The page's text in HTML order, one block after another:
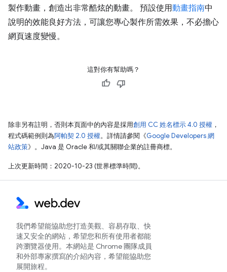
製作動畫，創造出非常酷炫的動畫。 預設使用動畫指南中
說明的效能良好方法，可讓您專心製作所需效果，不必擔心
網頁速度變慢。
這對你有幫助嗎？
除非另有註明，否則本頁面中的內容是採用創用 CC 姓名標示 4.0 授權 ，
程式碼範例則為阿帕契 2.0 授權。詳情請參閱《Google Developers 網
站政策》。Java 是 Oracle 和/或其關聯企業的註冊商標。
上次更新時間：2020-10-23 (世界標準時間)。
我們希望能協助您打造美觀、容易存取、快
速又安全的網站，希望您和所有使用者都能
跨瀏覽器使用。本網站是 Chrome 團隊成員
和外部專家撰寫的介紹內容，希望能協助您
展開旅程。